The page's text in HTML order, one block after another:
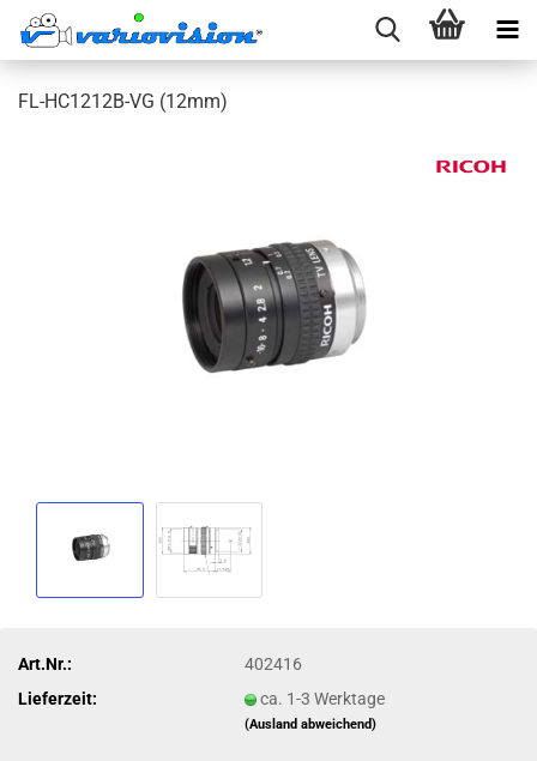
FL-HC1212B-VG (12mm)
Art.Nr.:
402416
Lieferzeit:
ca. 1-3 Werktage
(Ausland abweichend)